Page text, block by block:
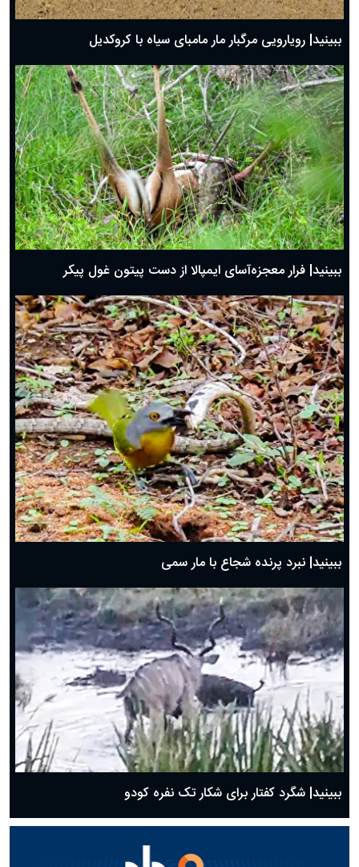
ببینید| رویارویی مرگبار مار مامبای سیاه با کروکدیل
ببینید| فرار معجزه‌آسای ایمپالا از دست پیتون غول پیکر
ببینید| نبرد پرنده شجاع با مار سمی
ببینید| شگرد کفتار برای شکار تک نفره کودو